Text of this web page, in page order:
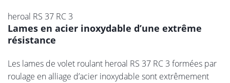
heroal RS 37 RC 3
Lames en acier inoxydable d’une extrême
résistance
Les lames de volet roulant heroal RS 37 RC 3 formées par
roulage en alliage d’acier inoxydable sont extrêmement